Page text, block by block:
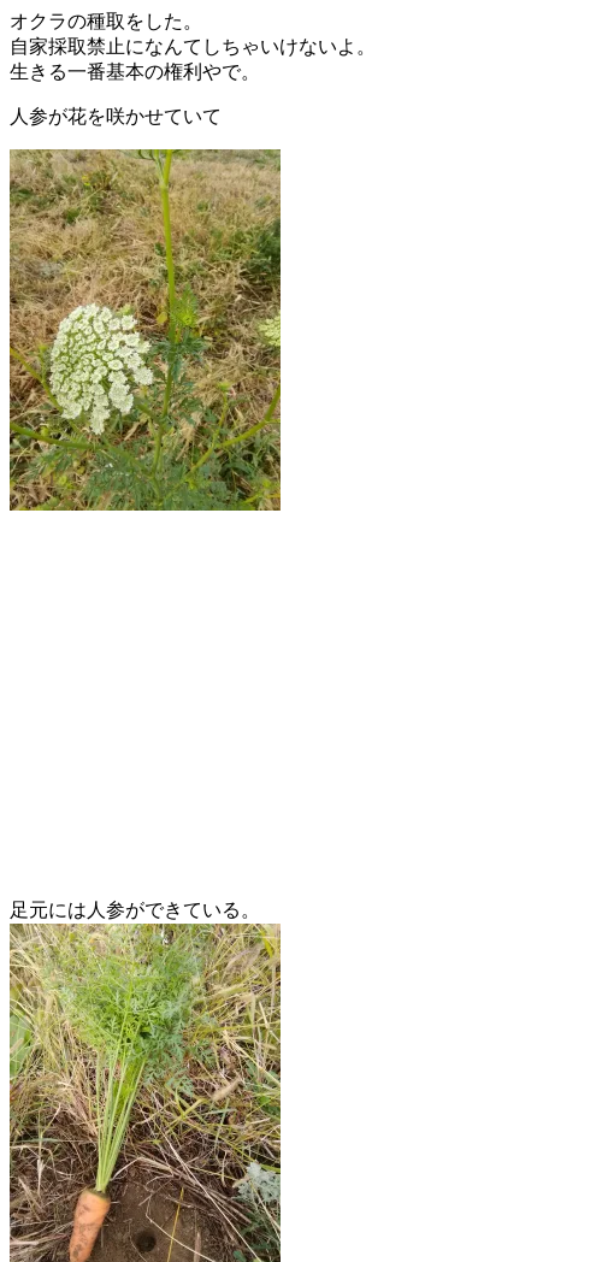
オクラの種取をした。
自家採取禁止になんてしちゃいけないよ。
生きる一番基本の権利やで。
人参が花を咲かせていて
足元には人参ができている。